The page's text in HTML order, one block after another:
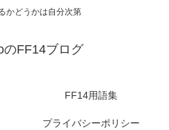
かどうかは自分次第
のFF14ブログ
FF14用語集
プライバシーポリシー